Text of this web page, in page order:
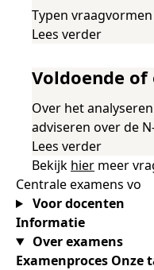
Typen
Lees verder
Voldoende of
Over het
adviseren over de
Lees verder
Bekijk hier meer
Centrale examens vo
Voor docenten
Informatie
Over examens
Examenproces Onze